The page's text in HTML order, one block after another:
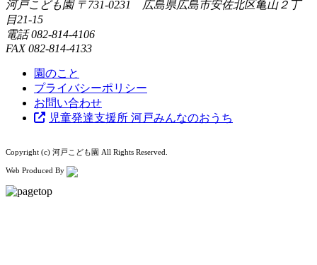
河戸こども園〒731-0231 広島県広島市安佐北区亀山２丁
目21-15
電話082-814-4106
FAX082-814-4133
園のこと
プライバシーポリシー
お問い合わせ
児童発達支援所 河戸みんなのおうち
Copyright (c) 河戸こども園 All Rights Reserved.
Web Produced By